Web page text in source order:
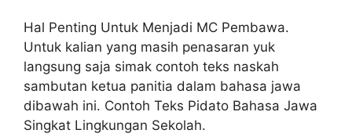
Hal Penting Untuk Menjadi MC Pembawa.
Untuk kalian yang masih penasaran yuk
langsung saja simak contoh teks naskah
sambutan ketua panitia dalam bahasa jawa
dibawah ini. Contoh Teks Pidato Bahasa Jawa
Singkat Lingkungan Sekolah.